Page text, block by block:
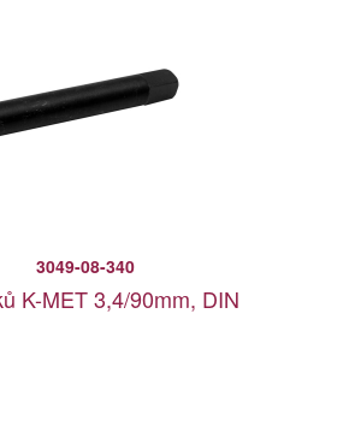
3049-08-340
K-MET 3,4/90mm, DIN